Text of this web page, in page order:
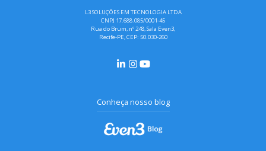
L3 SOLUÇÕES EM TECNOLOGIA LTDA
CNPJ 17.688.085/0001-45
Rua do Brum, nº 248, Sala Even3,
Recife-PE, CEP: 50.030-260
Conheça nosso blog